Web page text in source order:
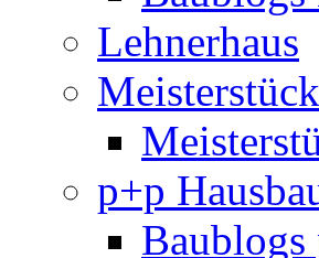
Lehnerhaus
p+p
Baublogs